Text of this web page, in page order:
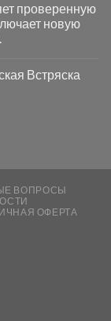
проверенную
новую
Встряска
ВОПРОСЫ
ОФЕРТА